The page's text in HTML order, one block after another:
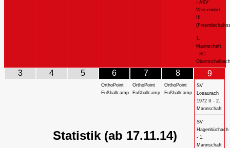
- ASV
Weisendorf
1.
Mannschaft
- SC
Obermichelbach
3 4 5 6
OrthoPoint
Fußballcamp
7
OrthoPoint
Fußballcamp
8
OrthoPoint
Fußballcamp
9
SV
Losaurach
1972 II - 2.
Mannschaft
SV
Hagenbüchach
- 1.
Mannschaft
Statistik (ab 17.11.14)